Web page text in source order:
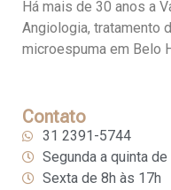
Há mais de 30 anos a
Angiologia, tratamento
microespuma em Belo
Contato
31 2391-5744
Segunda a quinta
Sexta de 8h às 17h